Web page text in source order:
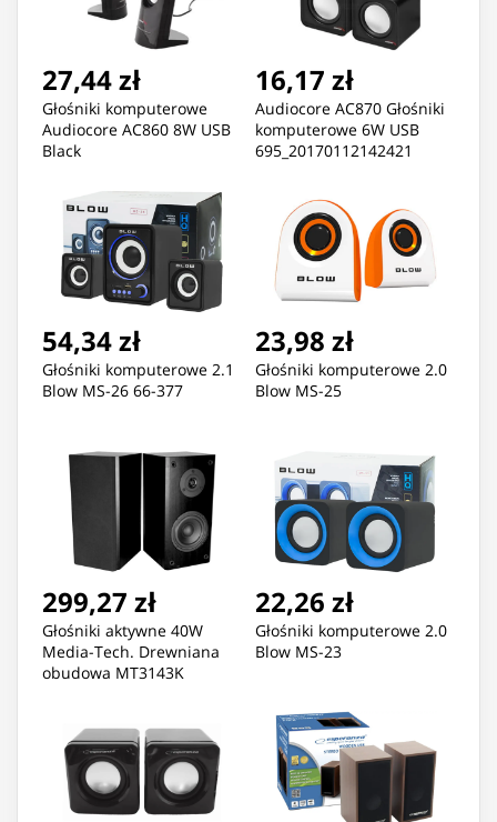
27,44 zł
Głośniki komputerowe
Audiocore AC860 8W USB
Black
16,17 zł
Audiocore AC870 Głośniki
komputerowe 6W USB
695_20170112142421
54,34 zł
Głośniki komputerowe 2.1
Blow MS-26 66-377
23,98 zł
Głośniki komputerowe 2.0
Blow MS-25
299,27 zł
Głośniki aktywne 40W
Media-Tech. Drewniana
obudowa MT3143K
22,26 zł
Głośniki komputerowe 2.0
Blow MS-23